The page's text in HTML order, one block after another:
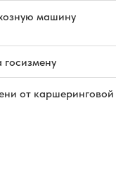
машину
госизмену
от каршеринговой